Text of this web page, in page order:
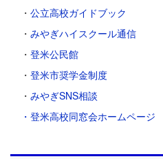
・ 公立高校ガイドブック
・ みやぎハイスクール通信
・ 登米公民館
・ 登米市奨学金制度
・ みやぎSNS相談
・登米高校同窓会ホームページ